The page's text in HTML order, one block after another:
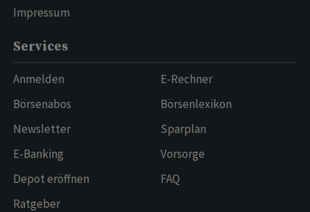
Impressum
Services
Anmelden
Börsenabos
Newsletter
E-Banking
Depot eröffnen
Ratgeber
E-Rechner
Börsenlexikon
Sparplan
Vorsorge
FAQ